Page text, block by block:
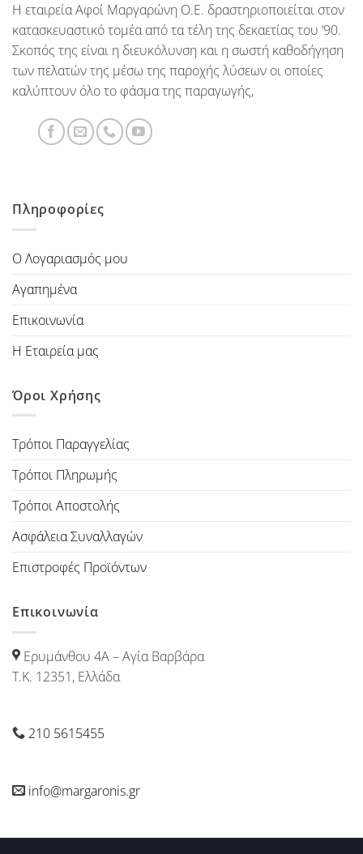
Η εταιρεία Αφοί Μαργαρώνη Ο.Ε. δραστηριοποιείται στον
κατασκευαστικό τομέα από τα τέλη της δεκαετίας του ‘90.
Σκοπός της είναι η διευκόλυνση και η σωστή καθοδήγηση
των πελατών της μέσω της παροχής λύσεων οι οποίες
καλύπτουν όλο το φάσμα της παραγωγής,
Πληροφορίες
Ο Λογαριασμός μου
Αγαπημένα
Επικοινωνία
Η Εταιρεία μας
Όροι Χρήσης
Τρόποι Παραγγελίας
Τρόποι Πληρωμής
Τρόποι Αποστολής
Ασφάλεια Συναλλαγών
Επιστροφές Προϊόντων
Επικοινωνία
Ερυμάνθου 4Α – Αγία Βαρβάρα
Τ.Κ. 12351, Ελλάδα
210 5615455
info@margaronis.gr